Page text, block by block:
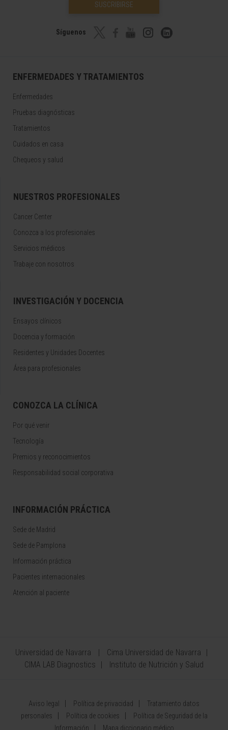
SUSCRIBIRSE
Síguenos
ENFERMEDADES Y TRATAMIENTOS
Enfermedades
Pruebas diagnósticas
Tratamientos
Cuidados en casa
Chequeos y salud
NUESTROS PROFESIONALES
Cancer Center
Conozca a los profesionales
Servicios médicos
Trabaje con nosotros
INVESTIGACIÓN Y DOCENCIA
Ensayos clínicos
Docencia y formación
Residentes y Unidades Docentes
Área para profesionales
CONOZCA LA CLÍNICA
Por qué venir
Tecnología
Premios y reconocimientos
Responsabilidad social corporativa
INFORMACIÓN PRÁCTICA
Sede de Madrid
Sede de Pamplona
Información práctica
Pacientes internacionales
Atención al paciente
Universidad de Navarra
Cima Universidad de Navarra
CIMA LAB Diagnostics
Instituto de Nutrición y Salud
Aviso legal Política de privacidad
Tratamiento datos
personales
Política de cookies
Política de Seguridad de la
Información
Mapa diccionario médico